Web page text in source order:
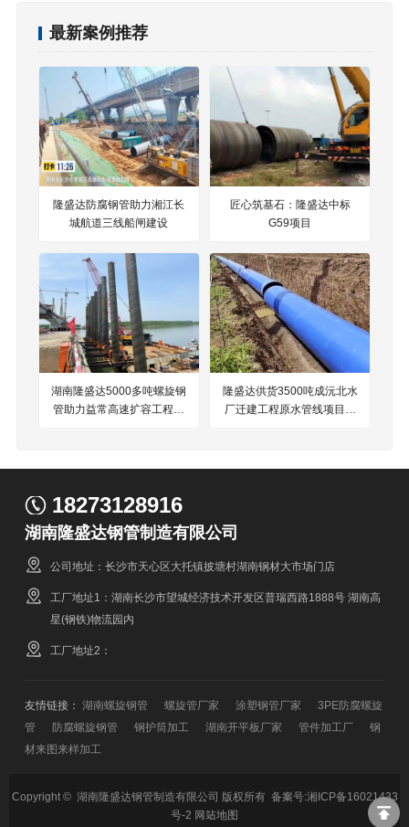
最新案例推荐
隆盛达防腐钢管助力湘江长
城航道三线船闸建设
匠心筑基石：隆盛达中标
G59项目
湖南隆盛达5000多吨螺旋钢
管助力益常高速扩容工程项
隆盛达供货3500吨成沅北水
厂迁建工程原水管线项目钢
18273128916
湖南隆盛达钢管制造有限公司
公司地址：长沙市天心区大托镇披塘村湖南钢材大市场门店
工厂地址1：湖南长沙市望城经济技术开发区普瑞西路1888号 湖南高
星(钢铁)物流园内
工厂地址2：
友情链接：湖南螺旋钢管 螺旋管厂家 涂塑钢管厂家
3PE防腐螺旋
管
防腐螺旋钢管 钢护筒加工 湖南开平板厂家 管件加工厂
钢
材来图来样加工
Copyright © 湖南隆盛达钢管制造有限公司 版权所有 备案号:湘ICP备16021433
号-2 网站地图